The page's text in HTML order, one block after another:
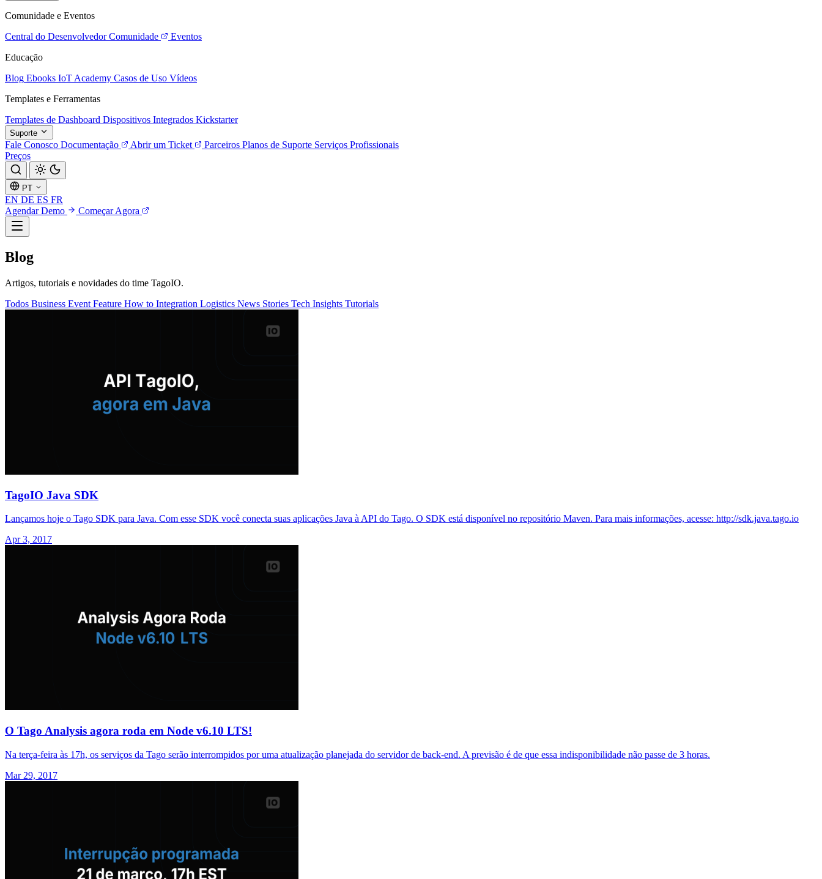
Comunidade e Eventos
Central do Desenvolvedor Comunidade
Eventos
Educação
Blog Ebooks IoT Academy Casos de Uso Vídeos
Templates e Ferramentas
Templates de Dashboard Dispositivos Integrados Kickstarter
Suporte
Fale Conosco Documentação Abrir um Ticket Parceiros Planos de Suporte Serviços Profissionais
Preços
PT
EN DE ES FR
Agendar Demo
Começar Agora
Blog
Artigos, tutoriais e novidades do time TagoIO.
Todos Business Event Feature How to Integration Logistics News Stories Tech Insights Tutorials
TagoIO Java SDK
Lançamos hoje o Tago SDK para Java. Com esse SDK você conecta suas aplicações Java à API do Tago. O SDK está disponível no repositório Maven. Para mais informações, acesse: http://sdk.java.tago.io
Apr 3, 2017
O Tago Analysis agora roda em Node v6.10 LTS!
Na terça-feira às 17h, os serviços da Tago serão interrompidos por uma atualização planejada do servidor de back-end. A previsão é de que essa indisponibilidade não passe de 3 horas.
Mar 29, 2017